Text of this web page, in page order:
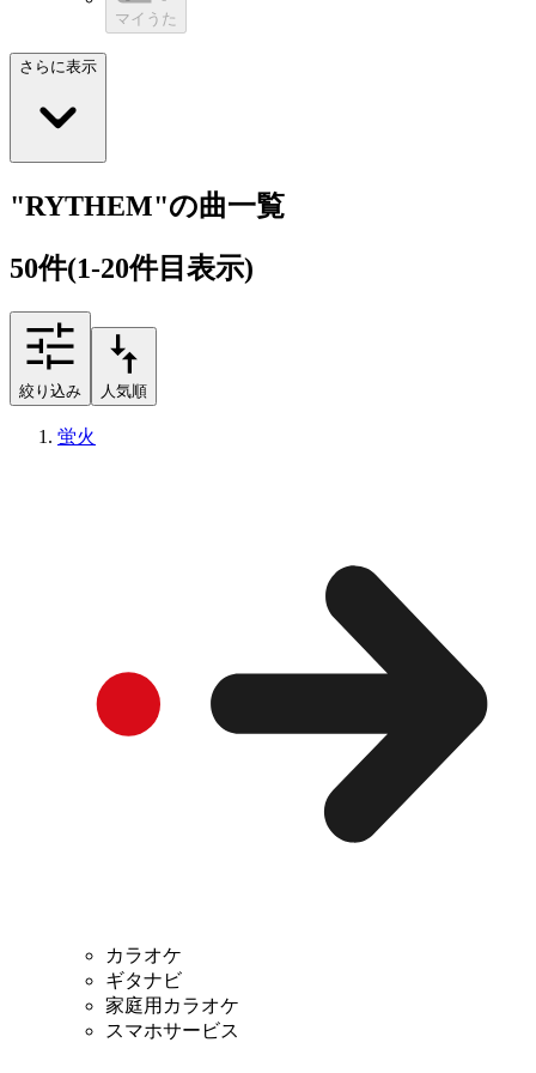
マイうた
さらに表示
"RYTHEM"の曲一覧
50件(1-20件目表示)
絞り込み 人気順
蛍火
カラオケ
ギタナビ
家庭用カラオケ
スマホサービス